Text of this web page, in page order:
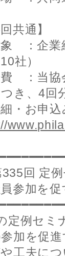
回共通】
象 ：企
社）
費 ：当
き、4回
細・お申
335回 定
員参加を
定例セミ
参加を促
工夫に